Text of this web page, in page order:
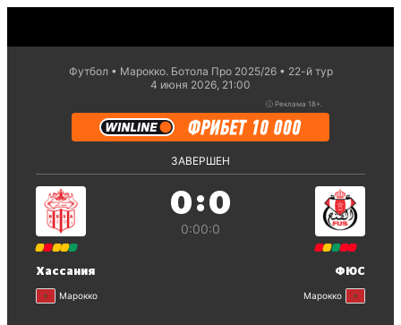
Футбол Марокко. Ботола Про 2025/26
22-й тур
4 июня 2026, 21:00
ⓘ Реклама 18+.
ЗАВЕРШЕН
Хассания
Марокко
0:0
0:00:0
ФЮС
Марокко